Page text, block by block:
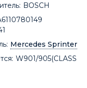
BOSCH
Mercedes Sprinter
W901/905(CLASS